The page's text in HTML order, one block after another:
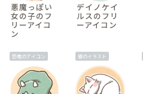
悪魔っぽい
女の子のフ
リーアイコ
ン
デイノケイ
ルスのフリ
ーアイコン
恐竜のアイコン 猫のイラスト